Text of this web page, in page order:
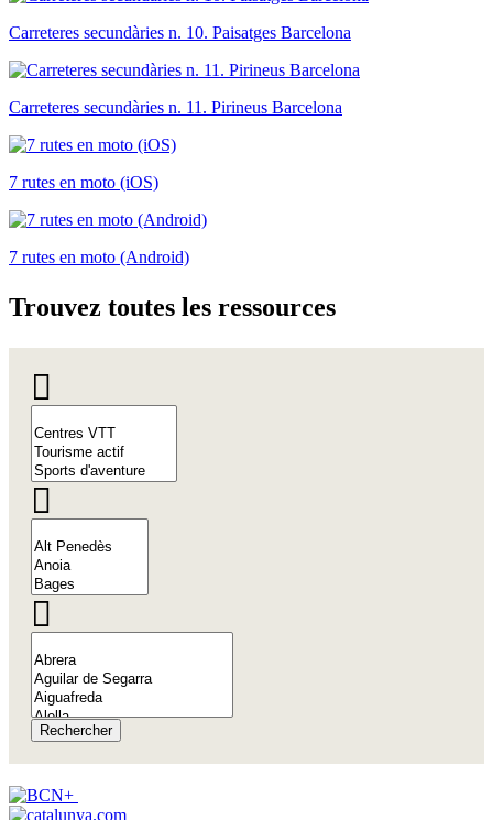
Carreteres secundàries n. 10. Paisatges Barcelona
Carreteres secundàries n. 11. Pirineus Barcelona
7 rutes en moto (iOS)
7 rutes en moto (Android)
Trouvez toutes les ressources
Rechercher